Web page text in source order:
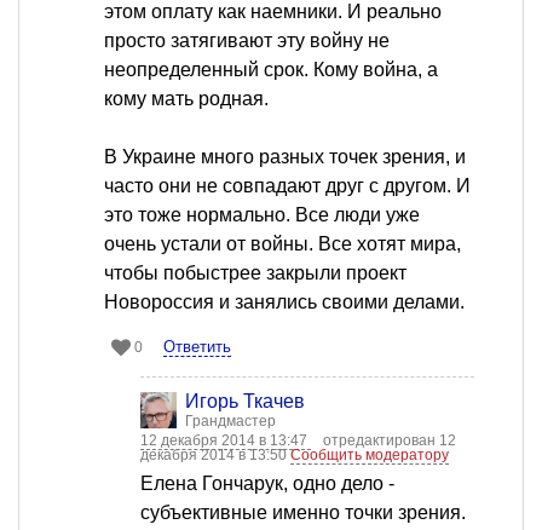
этом оплату как наемники. И реально
просто затягивают эту войну не
неопределенный срок. Кому война, а
кому мать родная.
В Украине много разных точек зрения, и
часто они не совпадают друг с другом. И
это тоже нормально. Все люди уже
очень устали от войны. Все хотят мира,
чтобы побыстрее закрыли проект
Новороссия и занялись своими делами.
0 Ответить
Игорь Ткачев
Грандмастер
12 декабря 2014 в 13:47
отредактирован 12
декабря 2014 в 13:50Сообщить модератору
Елена Гончарук, одно дело -
субъективные именно точки зрения.